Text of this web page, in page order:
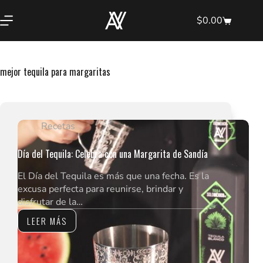
al
Shopping
cart
$0.00
mejor tequila para margaritas
Recetas
Día del Tequila: Celebra con una Margarita de Sandía
El Día del Tequila es más que una fecha. Es la
excusa perfecta para reunirse, brindar y
disfrutar de la…
LEER MÁS
DÍA
DEL
TEQUILA:
CELEBRA